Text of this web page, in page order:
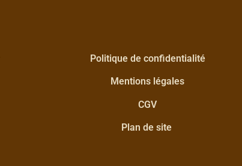
Politique de confidentialité
Mentions légales
CGV
Plan de site